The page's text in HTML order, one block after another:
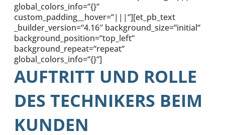
global_colors_info=“{}“
custom_padding__hover=“|||“][et_pb_text
_builder_version=“4.16″ background_size=“initial“
background_position=“top_left“
background_repeat=“repeat“
global_colors_info=“{}“]
AUFTRITT UND ROLLE
DES TECHNIKERS BEIM
KUNDEN